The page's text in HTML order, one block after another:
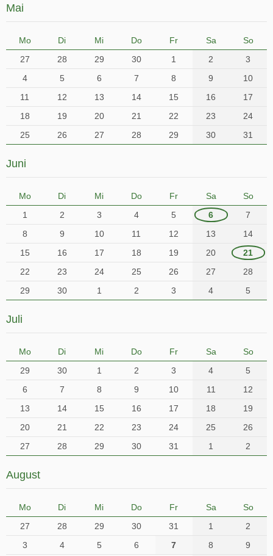
Mai
Mo Di Mi Do Fr Sa
So
27
28 29 30 1 2
3
4
5 6 7 8 9
10
11
12 13 14 15 16
17
18
19 20 21 22 23
24
25
26 27 28 29 30 31
Juni
Mo Di Mi Do Fr Sa
So
1
2 3 4 5 6
7
8
9 10 11 12 13
14
15
16 17 18 19 20
21
22
23 24 25 26 27
28
29
30 1 2 3 4 5
Juli
Mo Di Mi Do Fr Sa
So
29
30 1 2 3 4
5
6
7 8 9 10 11
12
13
14 15 16 17 18
19
20
21 22 23 24 25
26
27
28 29 30 31 1 2
August
Mo Di Mi Do Fr Sa
So
27
28 29 30 31 1
2
3
4 5 6 7 8 9